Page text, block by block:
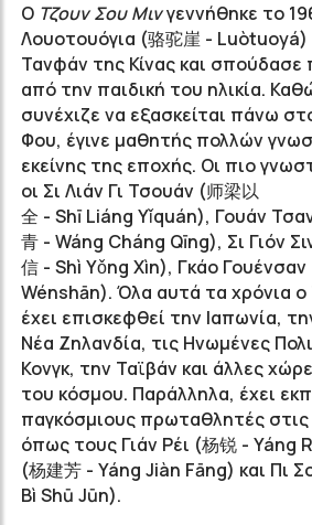
Ο Τζουν Σου Μινγεννήθηκε το
Λουοτουόγια (骆驼崖 - Luòtuoyá)
Τανφάν της Κίνας και σπούδασε
από την παιδική του ηλικία.
συνέχιζε να εξασκείται πάνω
Φου, έγινε μαθητής πολλών
εκείνης της εποχής. Οι πιο
οι Σι Λιάν Γι Τσουάν (师梁以
全 - Shī Liáng Yǐquán), Γουάν
青 - Wáng Cháng Qīng), Σι Γιόν
信 - Shì Yǒng Xìn), Γκάο Γουένσαν
Wénshān). Όλα αυτά τα χρόνια ο
έχει επισκεφθεί την Ιαπωνία,
Νέα Ζηλανδία, τις Ηνωμένες
Κονγκ, την Ταϊβάν και άλλες
του κόσμου. Παράλληλα, έχει
παγκόσμιους πρωταθλητές στις
όπως τους Γιάν Ρέι (杨锐 - Yáng
(杨建芳 - Yáng Jiàn Fāng) και Πι
Bì Shū Jūn).